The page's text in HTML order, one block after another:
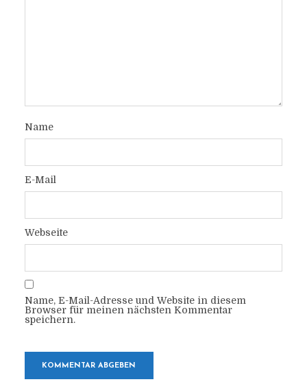
Name
E-Mail
Webseite
Name, E-Mail-Adresse und Website in diesem
Browser für meinen nächsten Kommentar
speichern.